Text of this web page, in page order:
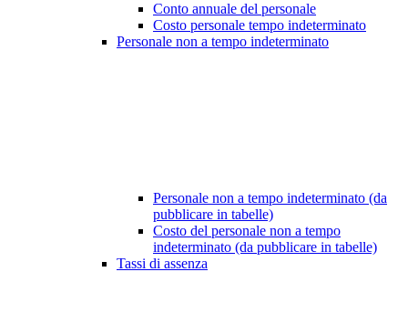
Conto annuale del personale
Costo personale tempo indeterminato
Personale non a tempo indeterminato
Personale non a tempo indeterminato (da
pubblicare in tabelle)
Costo del personale non a tempo
indeterminato (da pubblicare in tabelle)
Tassi di assenza